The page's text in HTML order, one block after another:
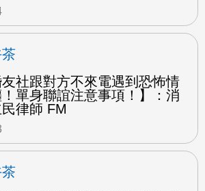
友社跟對方不來電遇到恐怖情
！單身聯誼注意事項！】：消
律師 FM